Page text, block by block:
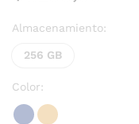
Almacenamiento:
256 GB
Color: